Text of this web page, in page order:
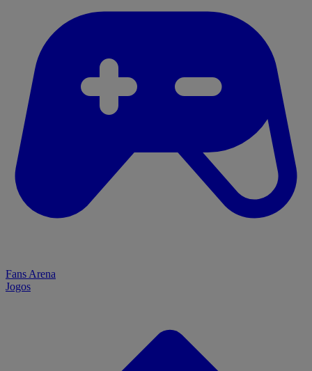
Fans Arena
Jogos